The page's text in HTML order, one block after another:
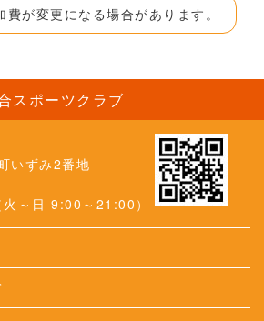
が変更になる場合があります。
スポーツクラブ
いずみ2番地
火～日 9:00～21:00）